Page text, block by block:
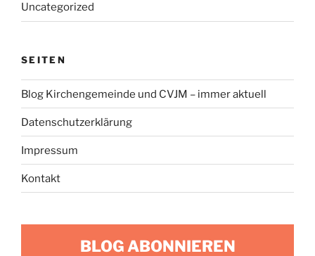
Uncategorized
SEITEN
Blog Kirchengemeinde und CVJM – immer aktuell
Datenschutzerklärung
Impressum
Kontakt
BLOG ABONNIEREN